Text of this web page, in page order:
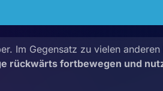
Im Gegensatz zu vielen
rückwärts fortbewegen und